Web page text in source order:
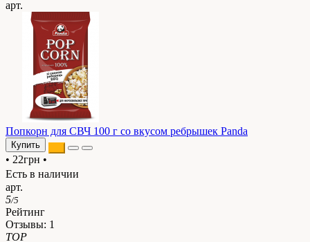
арт.
Попкорн для СВЧ 100 г со вкусом ребрышек Panda
Купить
• 22грн •
Есть в наличии
арт.
5/5
Рейтинг
Отзывы: 1
TOP